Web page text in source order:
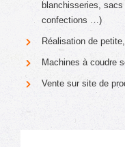
blanchisseries,
confections …)
Réalisation de
Machines à coudre
Vente sur site de